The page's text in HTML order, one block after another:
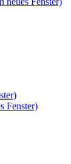
Fenster)